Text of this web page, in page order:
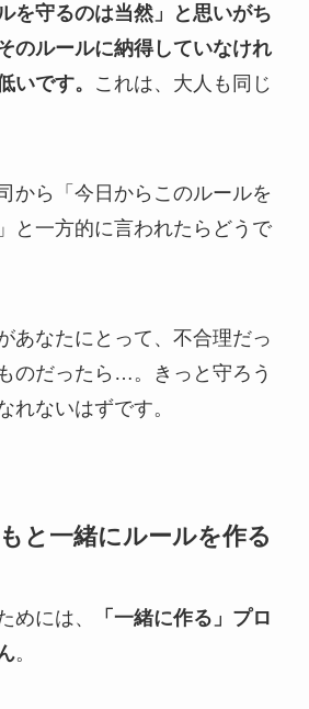
を守るのは当然」と思いがち
のルールに納得していなけれ
いです。
これは、大人も同じ
から「今日からこのルールを
と一方的に言われたらどうで
あなたにとって、不合理だっ
のだったら…。きっと守ろう
れないはずです。
と一緒にルールを作る
めには、
「一緒に作る」プロ
。